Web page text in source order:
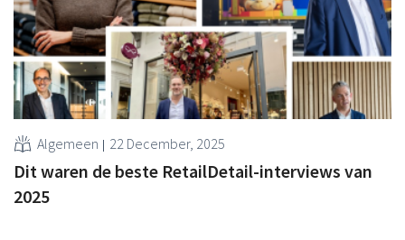
Algemeen 22 December, 2025
Dit waren de beste RetailDetail-interviews van
2025